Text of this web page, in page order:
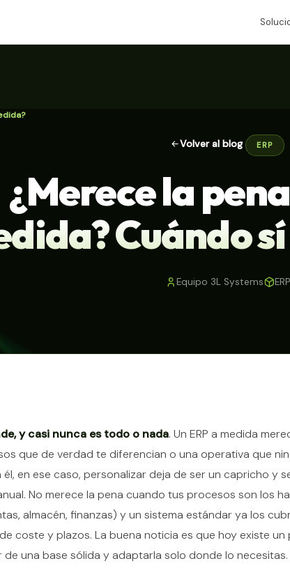
Volver al blog ERP
¿Merece la
Cuándo
Equipo 3L Systems ERP
artículo
y casi nunca es todo o nada. Un ERP a medida
que de verdad te diferencian o una operativa que
en ese caso, personalizar deja de ser un capricho y
No merece la pena cuando tus procesos son los
almacén, finanzas) y un sistema estándar ya los
coste y plazos. La buena noticia es que hoy existe un
una base sólida y adaptarla solo donde lo